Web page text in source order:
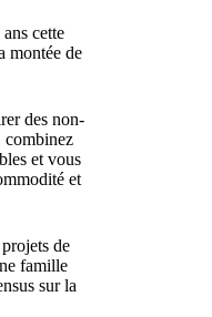
cette
montée de
des non-
combinez
et vous
et
de
famille
sur la